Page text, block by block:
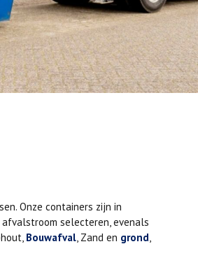
Onze containers zijn in
selecteren, evenals
Bouwafval, Zand en grond,